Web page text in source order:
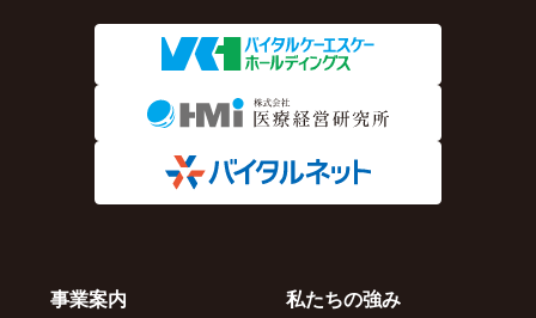
事業案内 私たちの強み